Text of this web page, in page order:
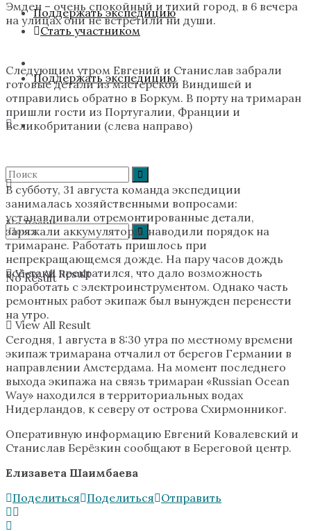
Поддержать экспедицию
No Result
View All Result
Стать участником
Поддержать экспедицию
No Result
View All Result
Эмден – очень спокойный и тихий город, в 6 вечера
на улицах они не встретили ни души.
Следующим утром Евгений и Станислав забрали
готовые детали из мастерской Виндишей и
отправились обратно в Боркум. В порту на тримаран
пришли гости из Португалии, Франции и
Великобритании (слева направо)
В субботу, 31 августа команда экспедиции
занималась хозяйственными вопросами:
устанавливали отремонтированные детали,
заряжали аккумуляторы, наводили порядок на
тримаране. Работать пришлось при
непрекращающемся дожде. На пару часов дождь
всё-таки прекратился, что дало возможность
поработать с электроинструментом. Однако часть
ремонтных работ экипаж был вынужден перенести
на утро.
Сегодня, 1 августа в 8:30 утра по местному времени
экипаж тримарана отчалил от берегов Германии в
направлении Амстердама. На момент последнего
выхода экипажа на связь тримаран «Russian Ocean
Way» находился в территориальных водах
Нидерландов, к северу от острова Схирмонниког.
Оперативную информацию Евгений Ковалевский и
Станислав Берёзкин сообщают в Береговой центр.
Елизавета Шаимбаева
Поделиться Поделиться Отправить